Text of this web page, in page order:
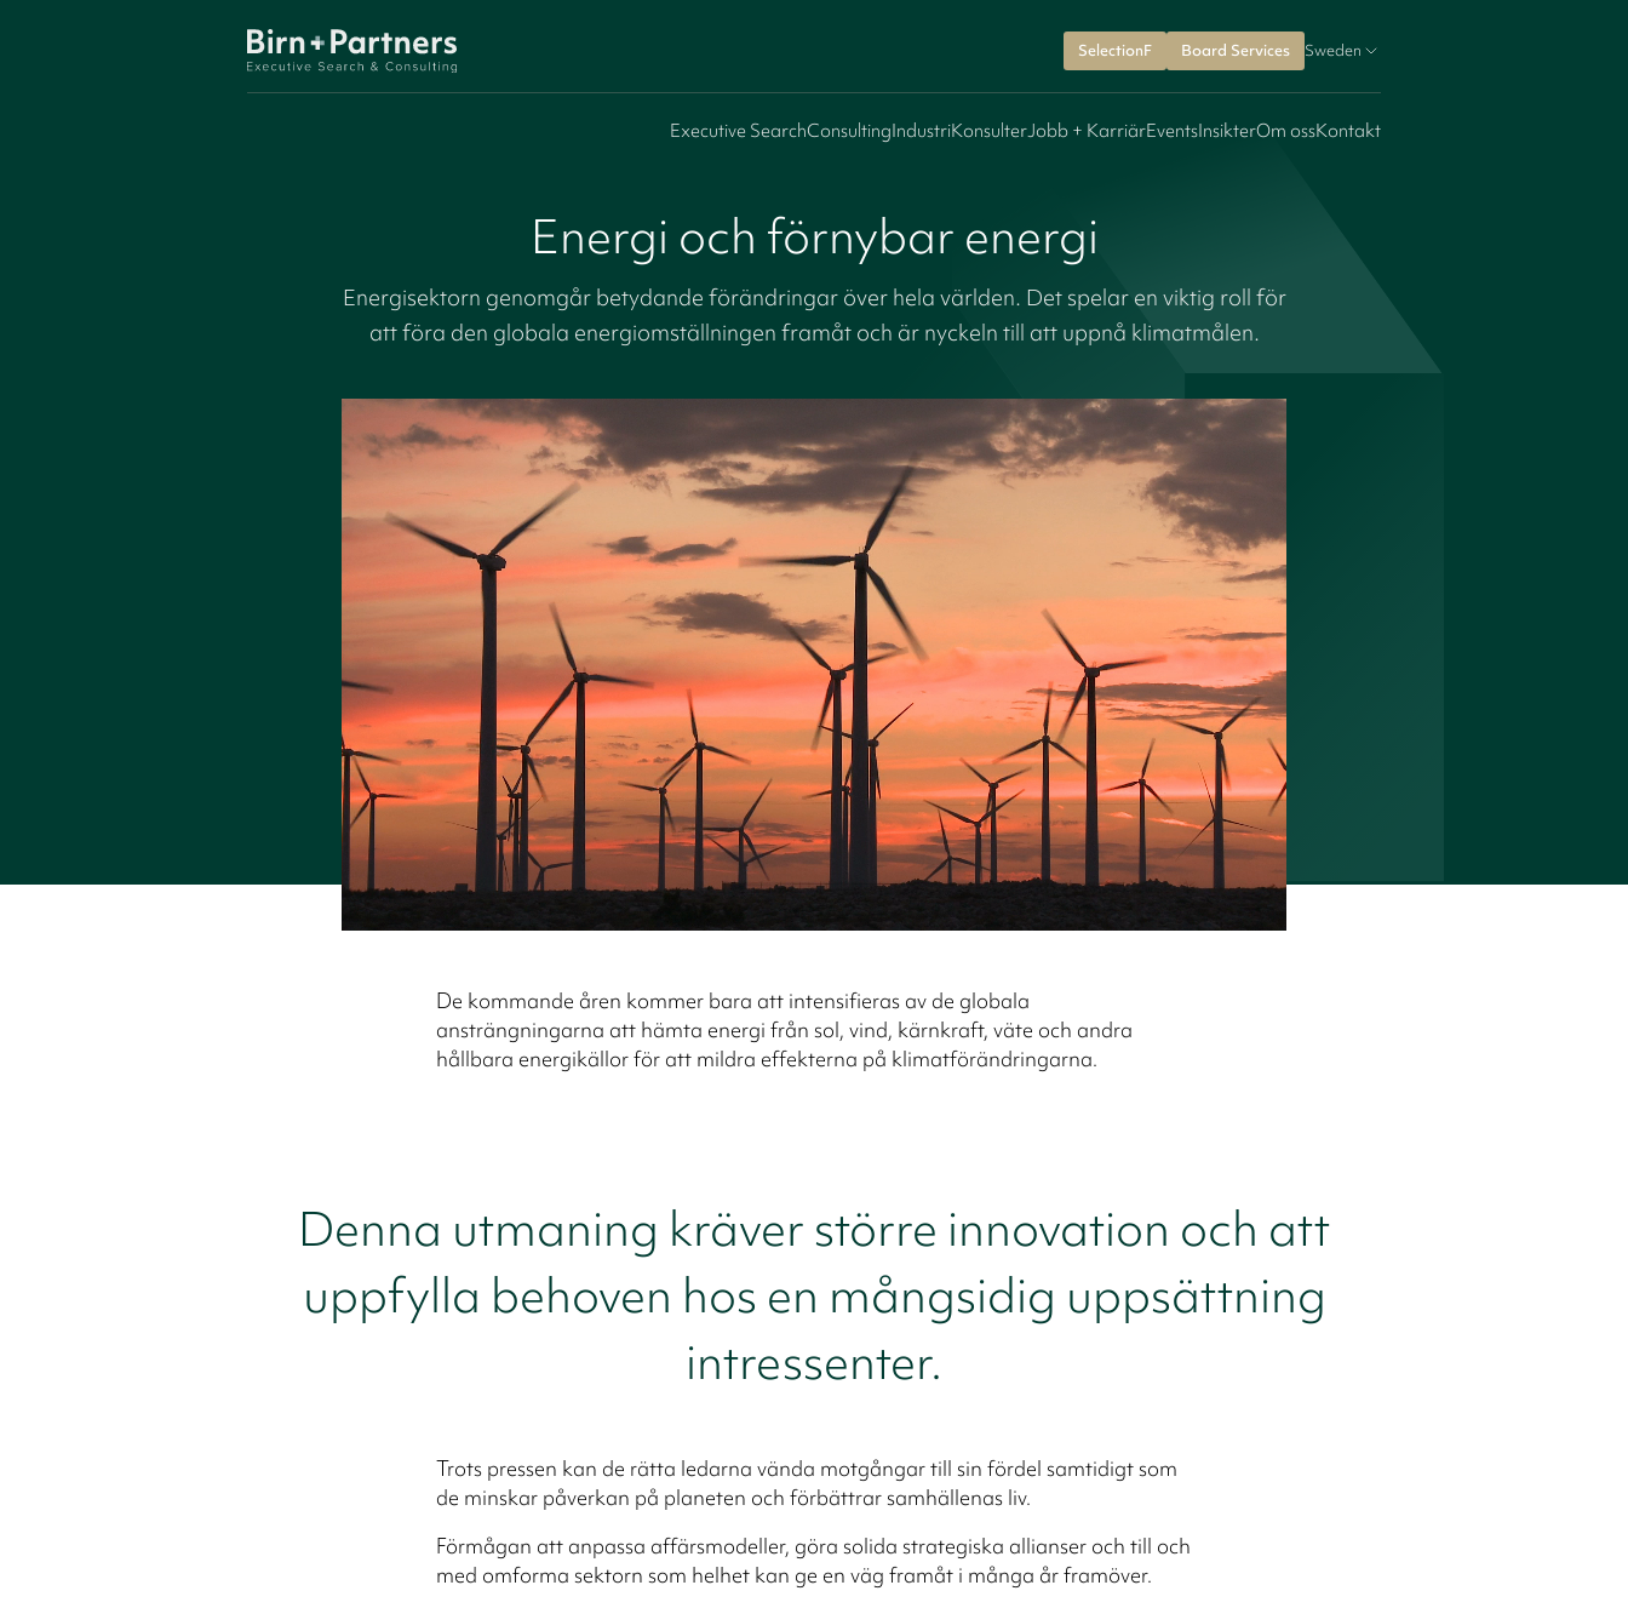
SelectionF Board Services Sweden
Executive SearchConsultingIndustriKonsulterJobb + KarriärEventsInsikterOm ossKontakt
Energi och förnybar energi
Energisektorn genomgår betydande förändringar över hela världen. Det spelar en viktig roll för
att föra den globala energiomställningen framåt och är nyckeln till att uppnå klimatmålen.
De kommande åren kommer bara att intensifieras av de globala
ansträngningarna att hämta energi från sol, vind, kärnkraft, väte och andra
hållbara energikällor för att mildra effekterna på klimatförändringarna.
Denna utmaning kräver större innovation och att
uppfylla behoven hos en mångsidig uppsättning
intressenter.
Trots pressen kan de rätta ledarna vända motgångar till sin fördel samtidigt som
de minskar påverkan på planeten och förbättrar samhällenas liv.
Förmågan att anpassa affärsmodeller, göra solida strategiska allianser och till och
med omforma sektorn som helhet kan ge en väg framåt i många år framöver.